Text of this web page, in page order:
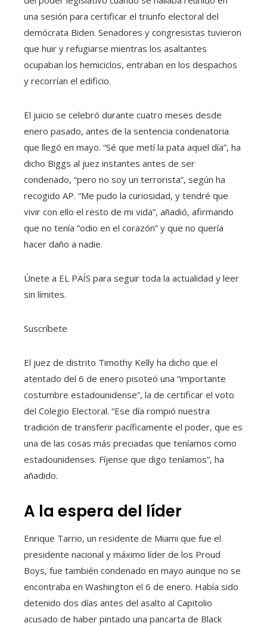
una sesión para certificar el triunfo electoral del
demócrata Biden. Senadores y congresistas tuvieron
que huir y refugiarse mientras los asaltantes
ocupaban los hemiciclos, entraban en los despachos
y recorrían el edificio.
El juicio se celebró durante cuatro meses desde
enero pasado, antes de la sentencia condenatoria
que llegó en mayo. “Sé que metí la pata aquel día”, ha
dicho Biggs al juez instantes antes de ser
condenado, “pero no soy un terrorista”, según ha
recogido AP. “Me pudo la curiosidad, y tendré que
vivir con ello el resto de mi vida”, añadió, afirmando
que no tenía “odio en el corazón” y que no quería
hacer daño a nadie.
Únete a EL PAÍS para seguir toda la actualidad y leer
sin límites.
Suscríbete
El juez de distrito Timothy Kelly ha dicho que el
atentado del 6 de enero pisoteó una “importante
costumbre estadounidense”, la de certificar el voto
del Colegio Electoral. “Ese día rompió nuestra
tradición de transferir pacíficamente el poder, que es
una de las cosas más preciadas que teníamos como
estadounidenses. Fíjense que digo teníamos”, ha
añadido.
A la espera del líder
Enrique Tarrio, un residente de Miami que fue el
presidente nacional y máximo líder de los Proud
Boys, fue también condenado en mayo aunque no se
encontraba en Washington el 6 de enero. Había sido
detenido dos días antes del asalto al Capitolio
acusado de haber pintado una pancarta de Black